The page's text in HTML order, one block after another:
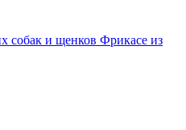
собак и щенков Фрикасе из